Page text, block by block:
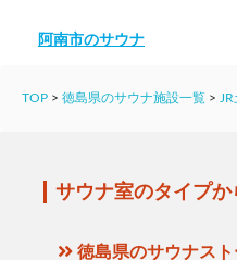
阿南市のサウナ
TOP > 徳島県のサウナ施設一覧 >
サウナ室のタイプか
徳島県のサウナス